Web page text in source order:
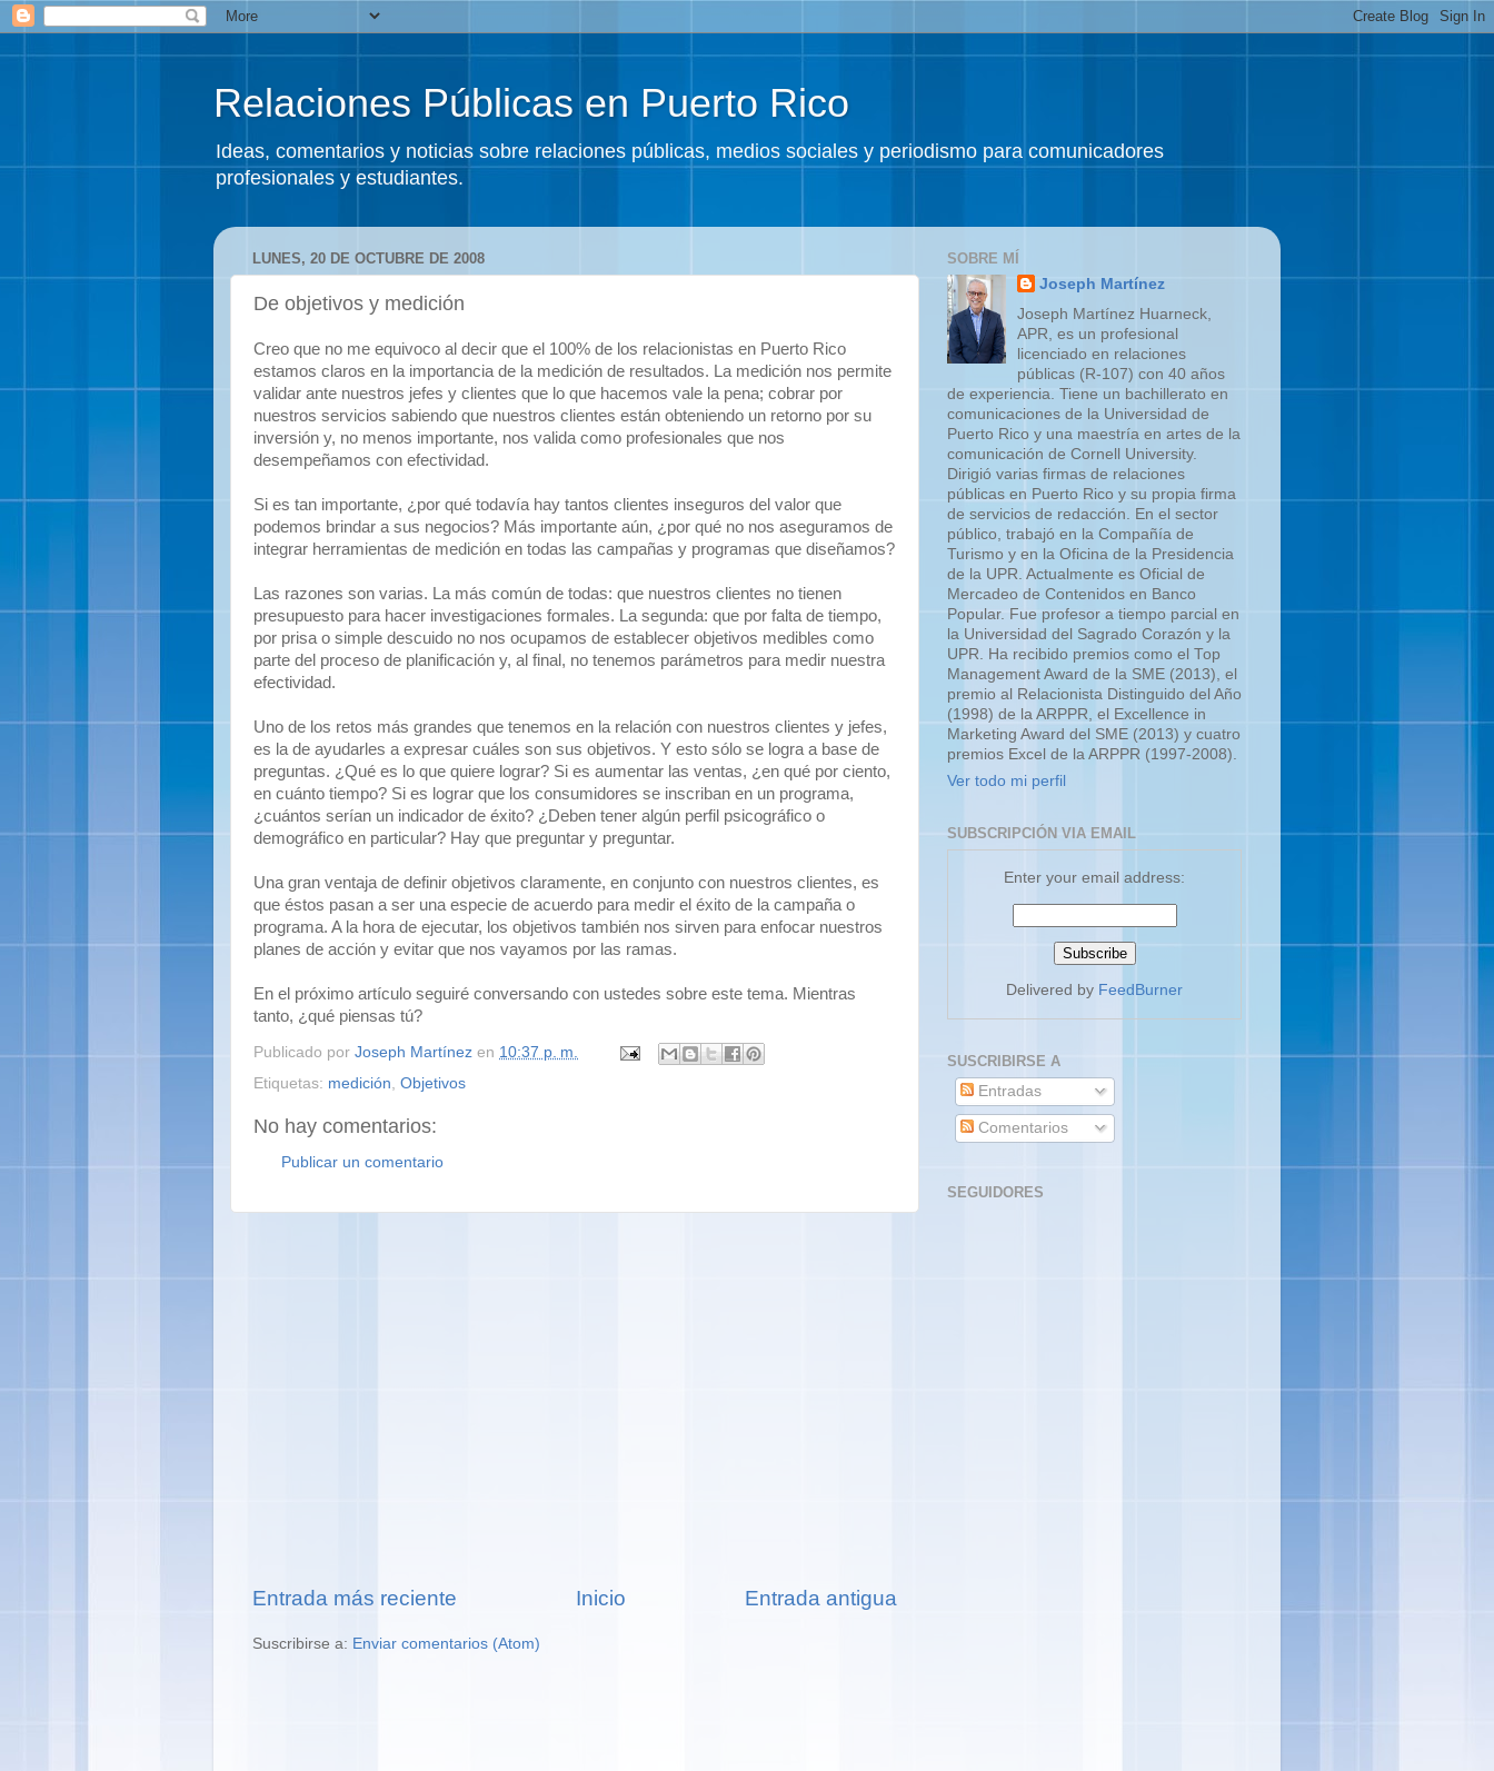
Relaciones Públicas en Puerto Rico
Ideas, comentarios y noticias sobre relaciones públicas, medios sociales y periodismo para comunicadores
profesionales y estudiantes.
LUNES, 20 DE OCTUBRE DE 2008
De objetivos y medición
Creo que no me equivoco al decir que el 100% de los relacionistas en Puerto Rico
estamos claros en la importancia de la medición de resultados. La medición nos permite
validar ante nuestros jefes y clientes que lo que hacemos vale la pena; cobrar por
nuestros servicios sabiendo que nuestros clientes están obteniendo un retorno por su
inversión y, no menos importante, nos valida como profesionales que nos
desempeñamos con efectividad.
Si es tan importante, ¿por qué todavía hay tantos clientes inseguros del valor que
podemos brindar a sus negocios? Más importante aún, ¿por qué no nos aseguramos de
integrar herramientas de medición en todas las campañas y programas que diseñamos?
Las razones son varias. La más común de todas: que nuestros clientes no tienen
presupuesto para hacer investigaciones formales. La segunda: que por falta de tiempo,
por prisa o simple descuido no nos ocupamos de establecer objetivos medibles como
parte del proceso de planificación y, al final, no tenemos parámetros para medir nuestra
efectividad.
Uno de los retos más grandes que tenemos en la relación con nuestros clientes y jefes,
es la de ayudarles a expresar cuáles son sus objetivos. Y esto sólo se logra a base de
preguntas. ¿Qué es lo que quiere lograr? Si es aumentar las ventas, ¿en qué por ciento,
en cuánto tiempo? Si es lograr que los consumidores se inscriban en un programa,
¿cuántos serían un indicador de éxito? ¿Deben tener algún perfil psicográfico o
demográfico en particular? Hay que preguntar y preguntar.
Una gran ventaja de definir objetivos claramente, en conjunto con nuestros clientes, es
que éstos pasan a ser una especie de acuerdo para medir el éxito de la campaña o
programa. A la hora de ejecutar, los objetivos también nos sirven para enfocar nuestros
planes de acción y evitar que nos vayamos por las ramas.
En el próximo artículo seguiré conversando con ustedes sobre este tema. Mientras
tanto, ¿qué piensas tú?
Publicado por Joseph Martínez en 10:37 p. m.
Etiquetas: medición Objetivos
No hay comentarios:
Publicar un comentario
Entrada más reciente Entrada antigua
Inicio
Suscribirse a: Enviar comentarios (Atom)
SOBRE MÍ
Joseph Martínez
Joseph Martínez Huarneck,
APR, es un profesional
licenciado en relaciones
públicas (R-107) con 40 años
de experiencia. Tiene un bachillerato en
comunicaciones de la Universidad de
Puerto Rico y una maestría en artes de la
comunicación de Cornell University.
Dirigió varias firmas de relaciones
públicas en Puerto Rico y su propia firma
de servicios de redacción. En el sector
público, trabajó en la Compañía de
Turismo y en la Oficina de la Presidencia
de la UPR. Actualmente es Oficial de
Mercadeo de Contenidos en Banco
Popular. Fue profesor a tiempo parcial en
la Universidad del Sagrado Corazón y la
UPR. Ha recibido premios como el Top
Management Award de la SME (2013), el
premio al Relacionista Distinguido del Año
(1998) de la ARPPR, el Excellence in
Marketing Award del SME (2013) y cuatro
premios Excel de la ARPPR (1997-2008).
Ver todo mi perfil
SUBSCRIPCIÓN VIA EMAIL
Enter your email address:
Delivered by FeedBurner
SUSCRIBIRSE A
Entradas
Comentarios
SEGUIDORES